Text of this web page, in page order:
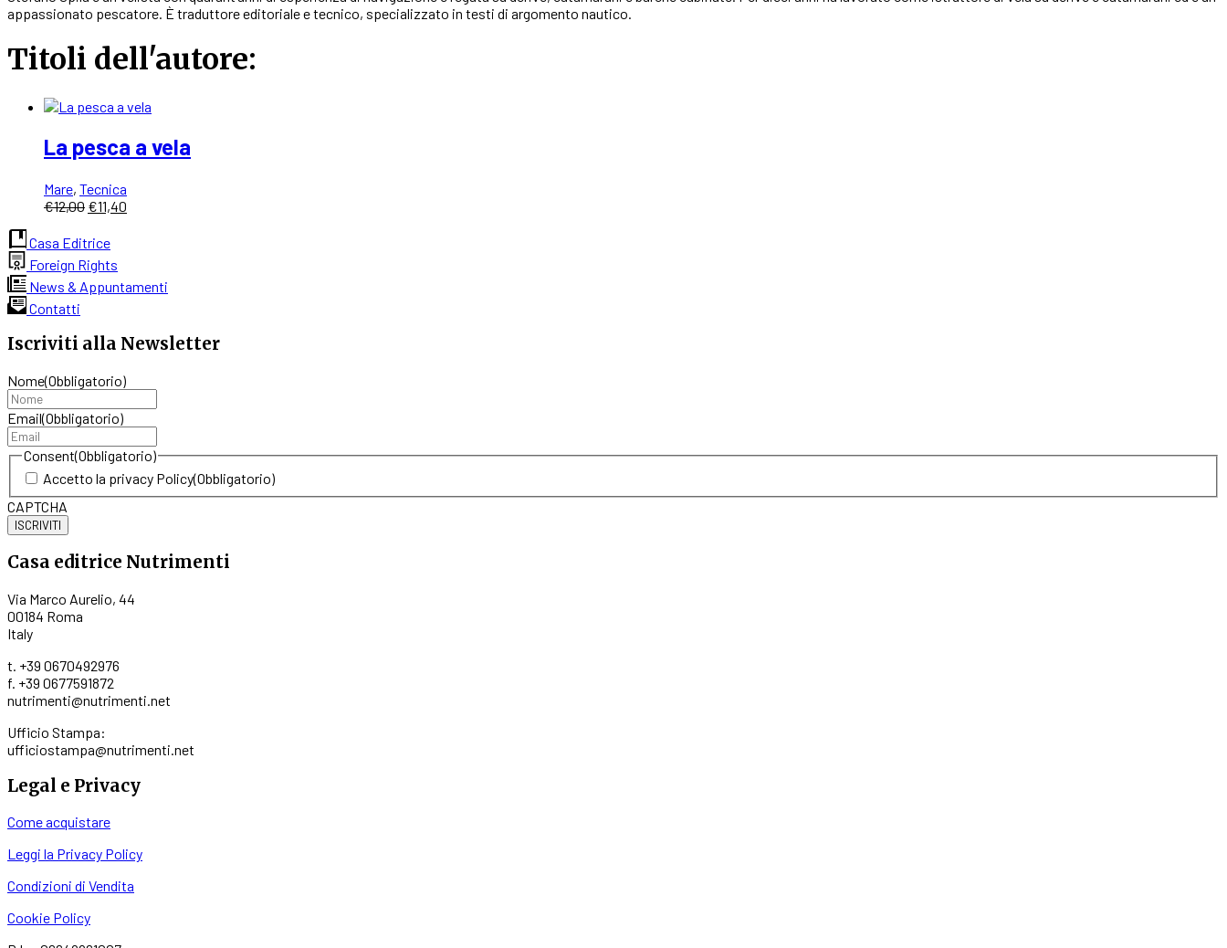
appassionato pescatore. È traduttore editoriale e tecnico, specializzato in testi di argomento nautico.
Titoli dell'autore:
La pesca a vela
Mare, Tecnica
€12,00 Il
originale
era:
€12,00.
€11,40
Casa Editrice
Foreign Rights
News & Appuntamenti
Contatti
Iscriviti alla Newsletter
Nome(Obbligatorio)
Email(Obbligatorio)
Consent(Obbligatorio)
Accetto la privacy Policy(Obbligatorio)
CAPTCHA
Casa editrice Nutrimenti
Via Marco Aurelio, 44
00184 Roma
Italy
t. +39 0670492976
f. +39 0677591872
nutrimenti@nutrimenti.net
Ufficio Stampa:
ufficiostampa@nutrimenti.net
Legal e Privacy
Come acquistare
Leggi la Privacy Policy
Condizioni di Vendita
Cookie Policy